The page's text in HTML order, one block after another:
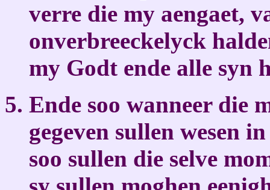
verre die my aengaet,
onverbreeckelyck
my Godt ende alle syn
Ende soo wanneer die
gegeven sullen wesen
soo sullen die selve